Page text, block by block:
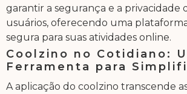
garantir a segurança e a privacidade
usuários, oferecendo uma
segura para suas atividades online.
Coolzino no Cotidiano:
Ferramenta para
A aplicação do coolzino transcende